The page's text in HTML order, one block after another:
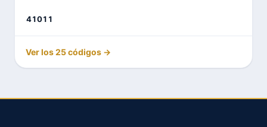
41011
Ver los 25 códigos →